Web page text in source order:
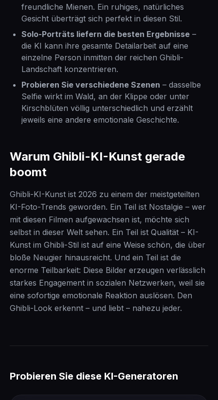
freundliche Mienen. Ein ruhiges, natürliches
Gesicht überträgt sich perfekt in diesen Stil.
Solo-Porträts liefern die besten Ergebnisse –
die KI kann ihre gesamte Detailarbeit auf eine
einzelne Person inmitten der reichen Ghibli-
Landschaft konzentrieren.
Probieren Sie verschiedene Szenen – dasselbe
Selfie wirkt im Wald, an der Klippe oder unter
Kirschblüten völlig unterschiedlich und erzählt
jeweils eine andere emotionale Geschichte.
Warum Ghibli-KI-Kunst gerade
boomt
Ghibli-KI-Kunst ist 2026 zu einem der meistgeteilten
KI-Foto-Trends geworden. Ein Teil ist Nostalgie – wer
mit diesen Filmen aufgewachsen ist, möchte sich
selbst in dieser Welt sehen. Ein Teil ist Qualität – KI-
Kunst im Ghibli-Stil ist auf eine Weise schön, die über
bloße Neugier hinausreicht. Und ein Teil ist die
enorme Teilbarkeit: Diese Bilder erzeugen verlässlich
starkes Engagement in sozialen Netzwerken, weil sie
eine sofortige emotionale Reaktion auslösen. Den
Ghibli-Look erkennt – und liebt – nahezu jeder.
Probieren Sie diese KI-Generatoren